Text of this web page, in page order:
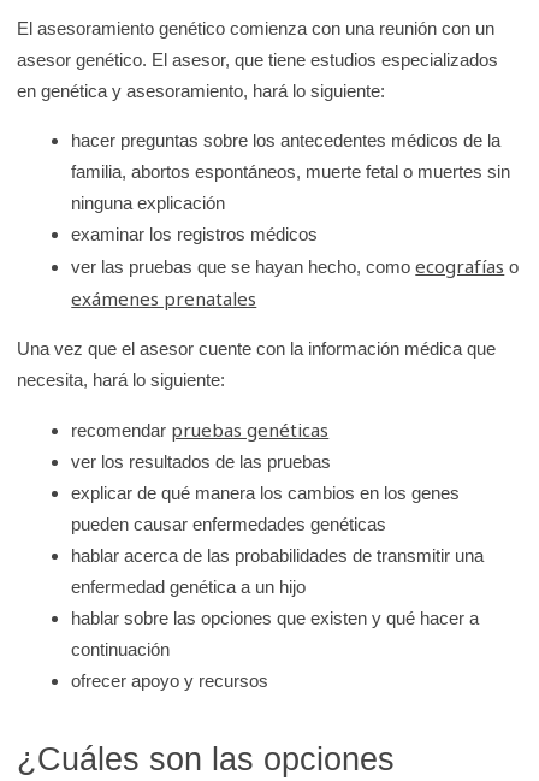
El asesoramiento genético comienza con una reunión con un
asesor genético. El asesor, que tiene estudios especializados
en genética y asesoramiento, hará lo siguiente:
hacer preguntas sobre los antecedentes médicos de la
familia, abortos espontáneos, muerte fetal o muertes sin
ninguna explicación
examinar los registros médicos
ver las pruebas que se hayan hecho, comoecografías o
exámenes prenatales
Una vez que el asesor cuente con la información médica que
necesita, hará lo siguiente:
recomendar pruebas genéticas
ver los resultados de las pruebas
explicar de qué manera los cambios en los genes
pueden causar enfermedades genéticas
hablar acerca de las probabilidades de transmitir una
enfermedad genética a un hijo
hablar sobre las opciones que existen y qué hacer a
continuación
ofrecer apoyo y recursos
¿Cuáles son las opciones